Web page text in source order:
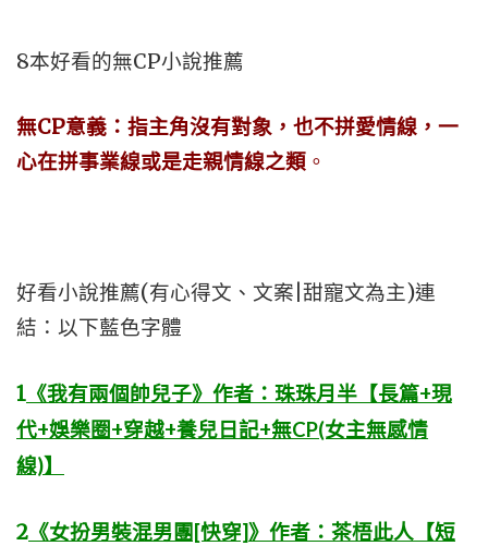
8本好看的無CP小說推薦
無CP意義：指主角沒有對象，也不拼愛情線，一
心在拼事業線或是走親情線之類 。
好看小說推薦(有心得文、文案|甜寵文為主)連
結：以下藍色字體
1 《我有兩個帥兒子》作者：珠珠月半【長篇+現
代+娛樂圈+穿越+養兒日記+無CP(女主無感情
線)】
2 《女扮男裝混男團[快穿]》作者：茶梧此人【短